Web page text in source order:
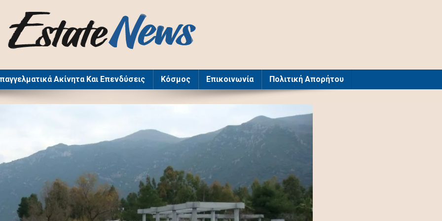
Ακίνητα Και Επενδύσεις Kόσμος Επικοινωνία Πολιτική Απορήτου